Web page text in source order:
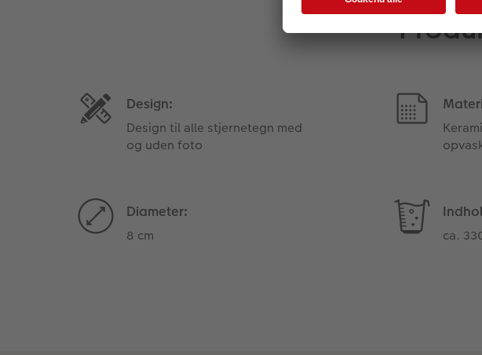
Design:
Design til alle stjernetegn med
og uden foto
Diameter:
8 cm ca.